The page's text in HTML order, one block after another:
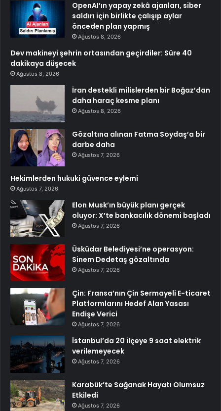
OpenAI’ın yapay zekâ ajanları, siber
saldırı için birlikte çalışıp aylar
önceden plan yapmış
Ağustos 8, 2026
Dev makineyi şehrin ortasından geçirdiler: Süre 40
dakikaya düşecek
Ağustos 8, 2026
İran destekli milislerden bir Boğaz’dan
daha haraç kesme planı
Ağustos 8, 2026
Gözaltına alınan Fatma Soydaş’a bir
darbe daha
Ağustos 7, 2026
Hekimlerden hukuki güvence eylemi
Ağustos 7, 2026
Elon Musk’ın büyük planı gerçek
oluyor: X’te bankacılık dönemi başladı
Ağustos 7, 2026
Üsküdar Belediyesi’ne operasyon:
Sinem Dedetaş gözaltında
Ağustos 7, 2026
Çin: Fransa’nın Çin Sermayeli E-ticaret
Platformlarını Hedef Alan Yasası
Endişe Verici
Ağustos 7, 2026
İstanbul’da 20 ilçeye 9 saat elektrik
verilemeyecek
Ağustos 7, 2026
Karabük’te Sağanak Hayatı Olumsuz
Etkiledi
Ağustos 7, 2026